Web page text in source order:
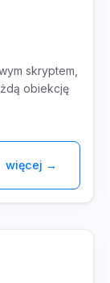
skryptem,
obiekcję
więcej →